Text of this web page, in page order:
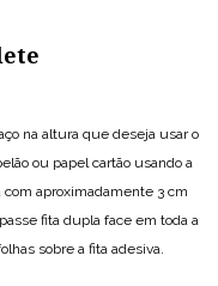
na altura que deseja usar o
ou papel cartão usando a
aproximadamente 3 cm
fita dupla face em toda a
sobre a fita adesiva.